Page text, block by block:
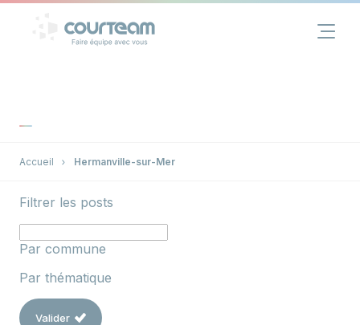
Assurance
Groupe
Actualités
Contact
Accueil Hermanville-sur-Mer
Filtrer les posts
Par commune
Par thématique
Valider
Panneau de gestion des cookies